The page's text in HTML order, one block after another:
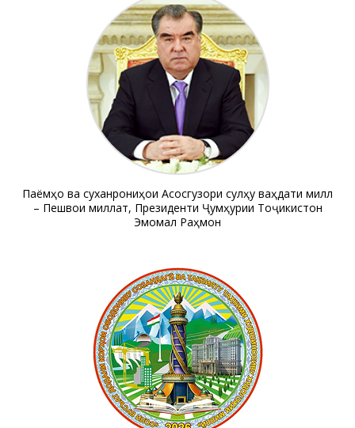
Паёмҳо ва суханрониҳои Асосгузори сулҳу ваҳдати миллӣ
– Пешвои миллат, Президенти Ҷумҳурии Тоҷикистон
Эмомалӣ Раҳмон